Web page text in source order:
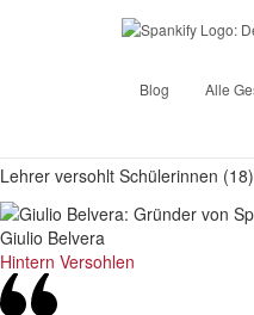
Blog Alle
Erotische Geschichten
Lehrer
Lehrer versohlt Schülerinnen
Giulio Belvera
Hintern Versohlen